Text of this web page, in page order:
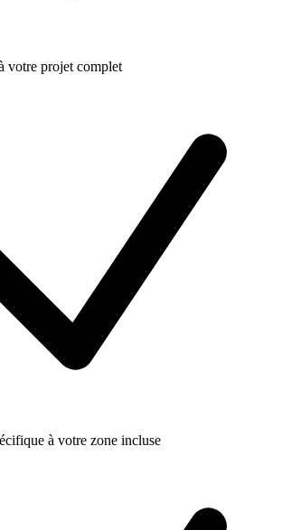
votre projet complet
à votre zone incluse